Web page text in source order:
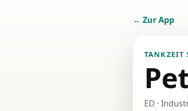
← Zur App
TANKZEIT
ED ·